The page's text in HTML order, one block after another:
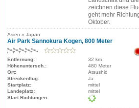
zeichnen diese
geht mehr
Oktober.
Asien » Japan
Air Park Sannokura Kogen, 800 Meter
Entfernung:
32 km
Höhenuntersch.:
480 Meter
Ort:
Atsushio
Streckenflug:
Ja
Startplatz:
mittel
Landeplatz:
mittel
Start Richtungen: